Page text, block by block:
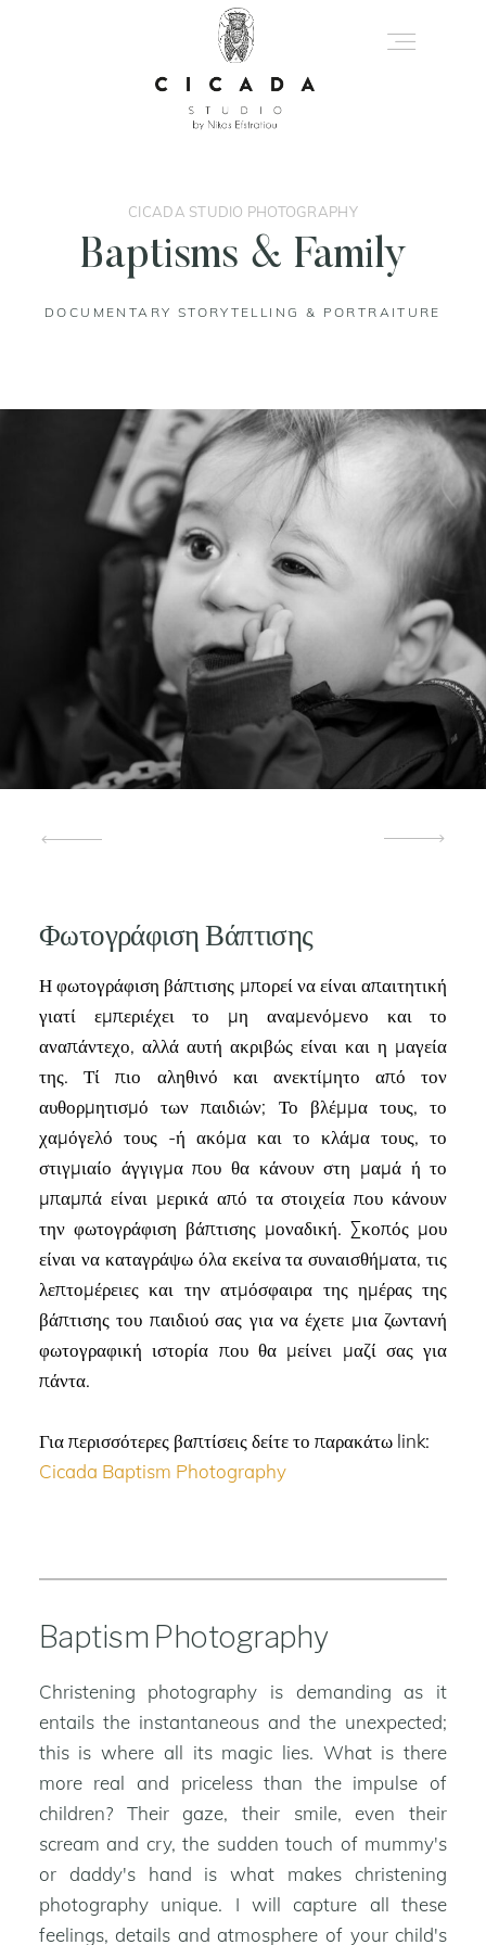
CICADA STUDIO PHOTOGRAPHY
Baptisms & Family
DOCUMENTARY STORYTELLING & PORTRAITURE
Η φωτογράφιση βάπτισης μπορεί να είναι απαιτητική
γιατί εμπεριέχει το μη αναμενόμενο και το
αναπάντεχο, αλλά αυτή ακριβώς είναι και η μαγεία
της. Τί πιο αληθινό και ανεκτίμητο από τον
αυθορμητισμό των παιδιών; Το βλέμμα τους, το
χαμόγελό τους -ή ακόμα και το κλάμα τους, το
στιγμιαίο άγγιγμα που θα κάνουν στη μαμά ή το
μπαμπά είναι μερικά από τα στοιχεία που κάνουν
την φωτογράφιση βάπτισης μοναδική. Σκοπός μου
είναι να καταγράψω όλα εκείνα τα συναισθήματα, τις
λεπτομέρειες και την ατμόσφαιρα της ημέρας της
βάπτισης του παιδιού σας για να έχετε μια ζωντανή
φωτογραφική ιστορία που θα μείνει μαζί σας για
πάντα.
Για περισσότερες βαπτίσεις δείτε το παρακάτω link:
Cicada Baptism Photography
Φωτογράφιση Βάπτισης
Baptism Photography
Christening photography is demanding as it
entails the instantaneous and the unexpected;
this is where all its magic lies. What is there
more real and priceless than the impulse of
children? Their gaze, their smile, even their
scream and cry, the sudden touch of mummy's
or daddy's hand is what makes christening
photography unique. I will capture all these
feelings, details and atmosphere of your child's
About
Portfolio